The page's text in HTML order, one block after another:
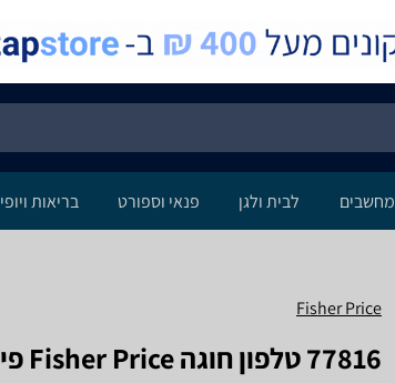
מחשבים לבית ולגן פנאי וספורט בריאות ויופי
Fisher Price
77816 טלפון חוגה Fisher Price פישר פרייס